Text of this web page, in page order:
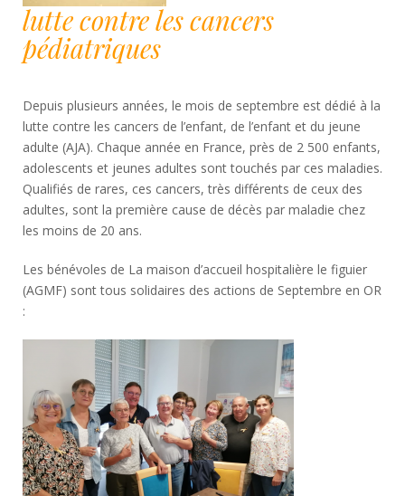
lutte contre les cancers
pédiatriques
Depuis plusieurs années, le mois de septembre est dédié à la
lutte contre les cancers de l’enfant, de l’enfant et du jeune
adulte (AJA). Chaque année en France, près de 2 500 enfants,
adolescents et jeunes adultes sont touchés par ces maladies.
Qualifiés de rares, ces cancers, très différents de ceux des
adultes, sont la première cause de décès par maladie chez
les moins de 20 ans.
Les bénévoles de La maison d’accueil hospitalière le figuier
(AGMF) sont tous solidaires des actions de Septembre en OR
: